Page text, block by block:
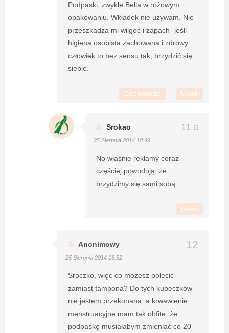
Podpaski, zwykłe Bella w różowym
opakowaniu. Wkładek nie używam. Nie
przeszkadza mi wilgoć i zapach- jeśli
higiena osobista zachowana i zdrowy
człowiek to bez sensu tak, brzydzić się
siebie.
Odpowiedz Usuń
Srokao
25 Sierpnia 2014 18:49
No właśnie reklamy coraz
częściej powodują, że
brzydzimy się sami sobą.
Usuń
Anonimowy
25 Sierpnia 2014 16:52
Sroczko, więc co możesz polecić
zamiast tampona? Do tych kubeczków
nie jestem przekonana, a krwawienie
menstruacyjne mam tak obfite, że
podpaskę musiałabym zmieniać co 20